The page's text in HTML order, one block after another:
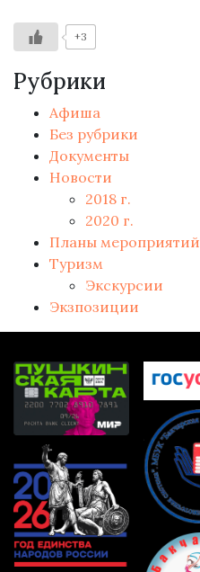
+3
Рубрики
Афиша
Без рубрики
Документы
Новости
2018 г.
2020 г.
Планы мероприятий
Туризм
Экскурсии
Экзпозиции